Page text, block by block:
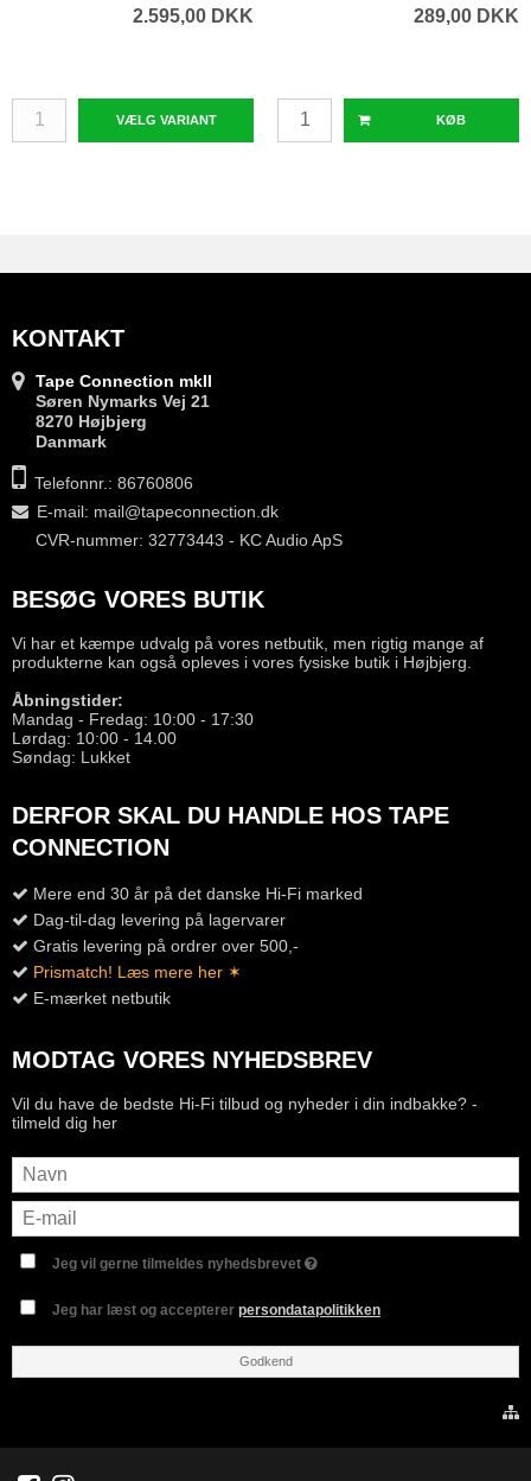
2.595,00 DKK
VÆLG VARIANT
289,00 DKK
KØB
KONTAKT
Tape Connection mkII
Søren Nymarks Vej 21
8270 Højbjerg
Danmark
Telefonnr.: 86760806
E-mail: mail@tapeconnection.dk
CVR-nummer: 32773443 - KC Audio ApS
BESØG VORES BUTIK
Vi har et kæmpe udvalg på vores netbutik, men rigtig mange af
produkterne kan også opleves i vores fysiske butik i Højbjerg.
Åbningstider:
Mandag - Fredag: 10:00 - 17:30
Lørdag: 10:00 - 14.00
Søndag: Lukket
DERFOR SKAL DU HANDLE HOS TAPE
CONNECTION
Mere end 30 år på det danske Hi-Fi marked
Dag-til-dag levering på lagervarer
Gratis levering på ordrer over 500,-
Prismatch! Læs mere her ✶
E-mærket netbutik
MODTAG VORES NYHEDSBREV
Vil du have de bedste Hi-Fi tilbud og nyheder i din indbakke? -
tilmeld dig her
Jeg vil gerne tilmeldes nyhedsbrevet
Jeg har læst og acceptererpersondatapolitikken
Godkend